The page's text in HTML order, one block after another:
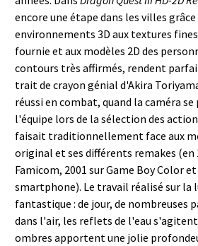
encore une étape dans les villes grâce
environnements 3D aux textures
fournie et aux modèles 2D des
contours très affirmés, rendent
trait de crayon génial d'Akira
réussi en combat, quand la caméra
l'équipe lors de la sélection des
faisait traditionnellement face aux
original et ses différents remakes (en
Famicom, 2001 sur Game Boy Color
smartphone). Le travail réalisé sur la
fantastique : de jour, de
dans l'air, les reflets de l'eau
ombres apportent une jolie